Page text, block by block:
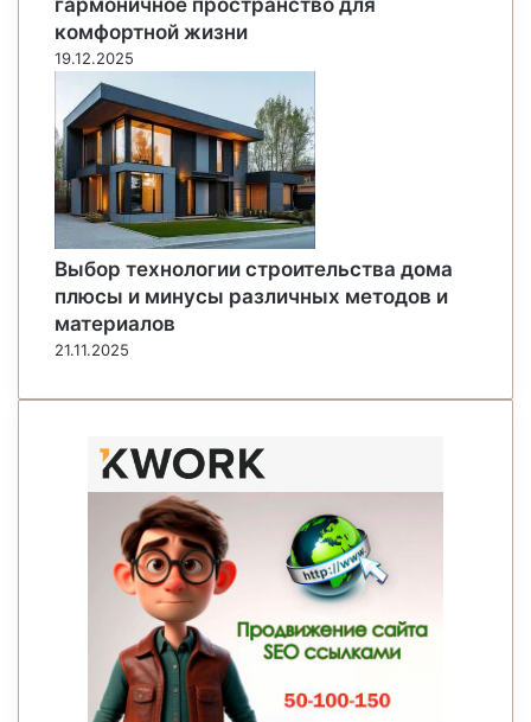
комфортной жизни
19.12.2025
Выбор технологии строительства дома
плюсы и минусы различных методов и
материалов
21.11.2025